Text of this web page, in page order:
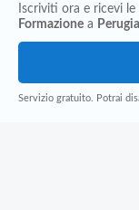
Iscriviti ora e ricevi
Formazione a Perugia
Servizio gratuito. Potrai